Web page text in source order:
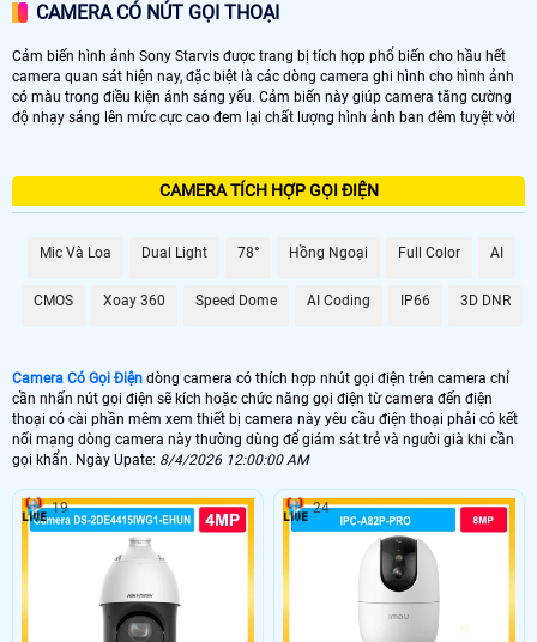
CAMERA CÓ NÚT GỌI THOẠI
Cảm biến hình ảnh Sony Starvis được trang bị tích hợp phổ biến cho hầu hết
camera quan sát hiện nay, đặc biệt là các dòng camera ghi hình cho hình ảnh
có màu trong điều kiện ánh sáng yếu. Cảm biến này giúp camera tăng cường
độ nhạy sáng lên mức cực cao đem lại chất lượng hình ảnh ban đêm tuyệt vời
CAMERA TÍCH HỢP GỌI ĐIỆN
Mic Và Loa Dual Light 78° Hồng Ngoại Full Color AI
CMOS Xoay 360 Speed Dome AI Coding IP66 3D DNR
Camera Có Gọi Điện dòng camera có thích hợp nhút gọi điện trên camera chỉ
cần nhấn nút gọi điện sẽ kích hoặc chức năng gọi điện từ camera đến điện
thoại có cài phần mêm xem thiết bị camera này yêu cầu điện thoại phải có kết
nối mạng dòng camera này thường dùng để giám sát trẻ và người già khi cần
gọi khẩn. Ngày Upate: 8/4/2026 12:00:00 AM
19 24